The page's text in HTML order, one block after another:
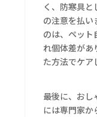
く、防寒具
の注意を払い
のは、ペット
れ個体差があ
た方法でケア
最後に、おし
には専門家